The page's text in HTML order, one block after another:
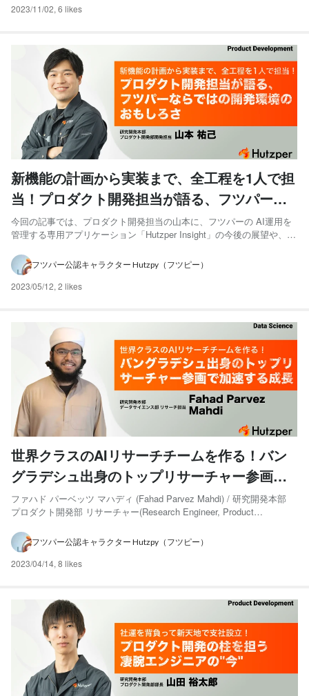
2023/11/02, 6 likes
新機能の計画から実装まで、全工程を1人で担
当！プロダクト開発担当が語る、フツパーな
らではの開発環境のおもしろさ
今回の記事では、プロダクト開発担当の山本に、フツパーの AI運用を
管理する専用アプリケーション「Hutzper Insight」の今後の展望や、フ
己/エンジニア 大阪府四條畷市出身。神戸大学卒業。大学在学中から
NPO法人での活動やインドでの長期インタ...
フツパー公認キャラクター Hutzpy（フツピー）
2023/05/12, 2 likes
世界クラスのAIリサーチチームを作る！バン
グラデシュ出身のトップリサーチャー参画で
加速する成長 - Creating a world-class AI
research team! Accelerating growth with
the participation of a top researcher from
Bangladesh.
ファハド パーベッツ マハディ (Fahad Parvez Mahdi) / 研究開発本部
プロダクト開発部 リサーチャー(Research Engineer, Product
グラデシュ...
フツパー公認キャラクター Hutzpy（フツピー）
2023/04/14, 8 likes